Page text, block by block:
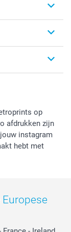
op
afdrukken zijn
instagram
hebt met